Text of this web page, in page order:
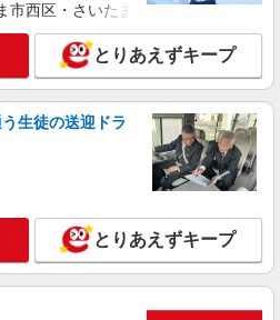
市西区・さいたま市岩槻区・久喜市・
とりあえずキープ
生徒の送迎ドラ
とりあえずキープ